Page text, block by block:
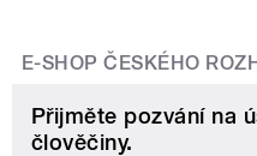
E-SHOP ČESKÉHO
Přijměte pozvání na
člověčiny.